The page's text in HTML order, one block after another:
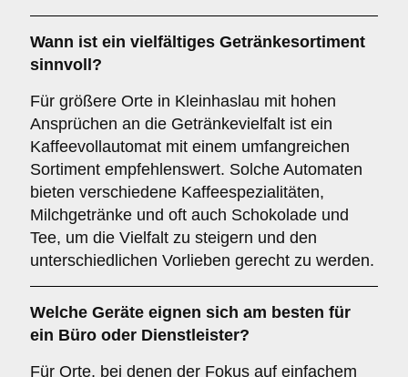
Wann ist ein vielfältiges Getränkesortiment
sinnvoll?
Für größere Orte in Kleinhaslau mit hohen
Ansprüchen an die Getränkevielfalt ist ein
Kaffeevollautomat mit einem umfangreichen
Sortiment empfehlenswert. Solche Automaten
bieten verschiedene Kaffeespezialitäten,
Milchgetränke und oft auch Schokolade und
Tee, um die Vielfalt zu steigern und den
unterschiedlichen Vorlieben gerecht zu werden.
Welche Geräte eignen sich am besten für
ein Büro oder Dienstleister?
Für Orte, bei denen der Fokus auf einfachem